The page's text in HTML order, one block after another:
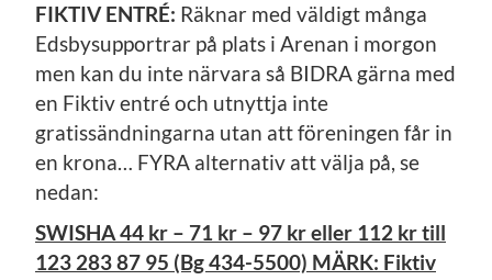
FIKTIV ENTRÉ: Räknar med väldigt många
Edsbysupportrar på plats i Arenan i morgon
men kan du inte närvara så BIDRA gärna med
en Fiktiv entré och utnyttja inte
gratissändningarna utan att föreningen får in
en krona… FYRA alternativ att välja på, se
nedan:
SWISHA 44 kr – 71 kr – 97 kr eller 112 kr till
123 283 87 95 (Bg 434-5500) MÄRK: Fiktiv